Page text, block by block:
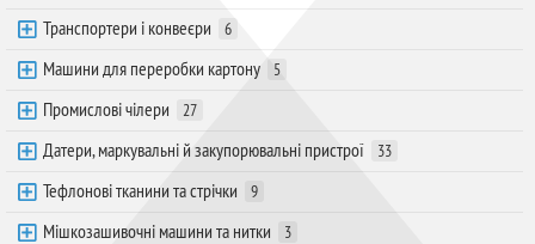
Транспортери і конвеєри 6
Машини для переробки картону 5
Промислові чілери 27
Датери, маркувальні й закупорювальні пристрої 33
Тефлонові тканини та стрічки 9
Мішкозашивочні машини та нитки 3